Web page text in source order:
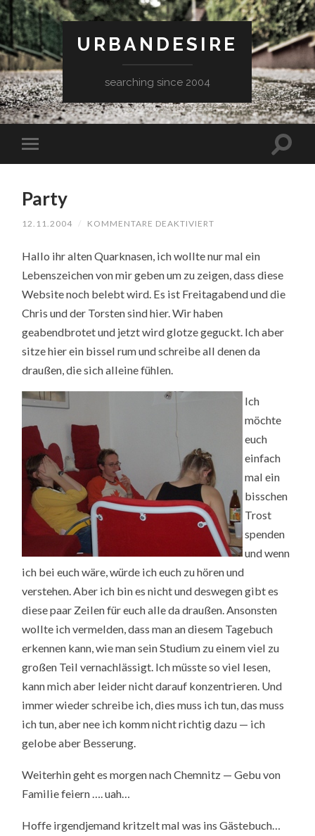
URBANDESIRE
searching since 2004
Party
12.11.2004 / KOMMENTARE DEAKTIVIERT
Hallo ihr alten Quarknasen, ich wollte nur mal ein
Lebenszeichen von mir geben um zu zeigen, dass diese
Website noch belebt wird. Es ist Freitagabend und die
Chris und der Torsten sind hier. Wir haben
geabendbrotet und jetzt wird glotze geguckt. Ich aber
sitze hier ein bissel rum und schreibe all denen da
draußen, die sich alleine fühlen.
Ich
möchte
euch
einfach
mal ein
bisschen
Trost
spenden
und wenn
ich bei euch wäre, würde ich euch zu hören und
verstehen. Aber ich bin es nicht und deswegen gibt es
diese paar Zeilen für euch alle da draußen. Ansonsten
wollte ich vermelden, dass man an diesem Tagebuch
erkennen kann, wie man sein Studium zu einem viel zu
großen Teil vernachlässigt. Ich müsste so viel lesen,
kann mich aber leider nicht darauf konzentrieren. Und
immer wieder schreibe ich, dies muss ich tun, das muss
ich tun, aber nee ich komm nicht richtig dazu — ich
gelobe aber Besserung.
Weiterhin geht es morgen nach Chemnitz — Gebu von
Familie feiern …. uah…
Hoffe irgendjemand kritzelt mal was ins Gästebuch…